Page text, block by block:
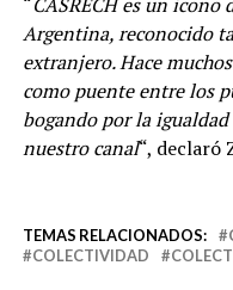
Argentina, reconocido
extranjero. Hace
como puente entre los
bogando por la
nuestro canal“, declaró
TEMAS RELACIONADOS:
COLECTIVIDAD